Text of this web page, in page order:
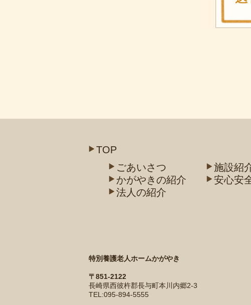
TOP
ごあいさつ
かがやきの紹介
法人の紹介
施設紹
安心安
特別養護老人ホームかがやき
〒851-2122
長崎県西彼杵郡長与町本川内郷2-3
TEL:095-894-5555